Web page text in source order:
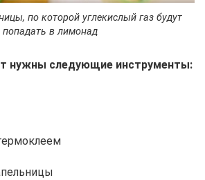
по которой углекислый газ будут
попадать в лимонад
нужны следующие инструменты: